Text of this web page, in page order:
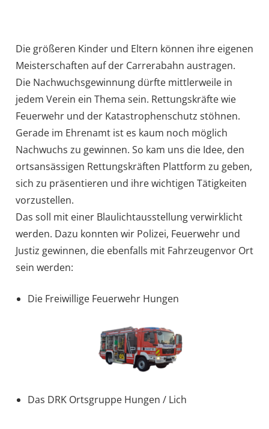
Die größeren Kinder und Eltern können ihre eigenen
Meisterschaften auf der Carrerabahn austragen.
Die Nachwuchsgewinnung dürfte mittlerweile in
jedem Verein ein Thema sein. Rettungskräfte wie
Feuerwehr und der Katastrophenschutz stöhnen.
Gerade im Ehrenamt ist es kaum noch möglich
Nachwuchs zu gewinnen. So kam uns die Idee, den
ortsansässigen Rettungskräften Plattform zu geben,
sich zu präsentieren und ihre wichtigen Tätigkeiten
vorzustellen.
Das soll mit einer Blaulichtausstellung verwirklicht
werden. Dazu konnten wir Polizei, Feuerwehr und
Justiz gewinnen, die ebenfalls mit Fahrzeugenvor Ort
sein werden:
Die Freiwillige Feuerwehr Hungen
Das DRK Ortsgruppe Hungen / Lich